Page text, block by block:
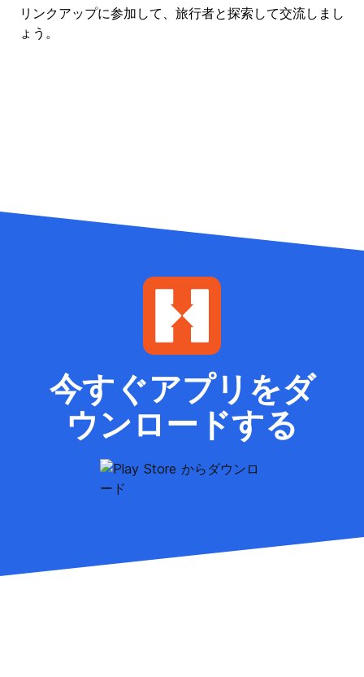
リンクアップに参加して、旅行者と探索して交流しまし
ょう。
今すぐアプリをダ
ウンロードする